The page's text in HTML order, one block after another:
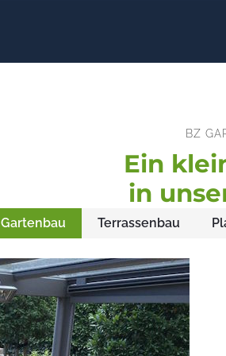
BZ
Ein
in
Gartenbau Terrassenbau